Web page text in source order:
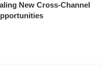
New Cross-Channel